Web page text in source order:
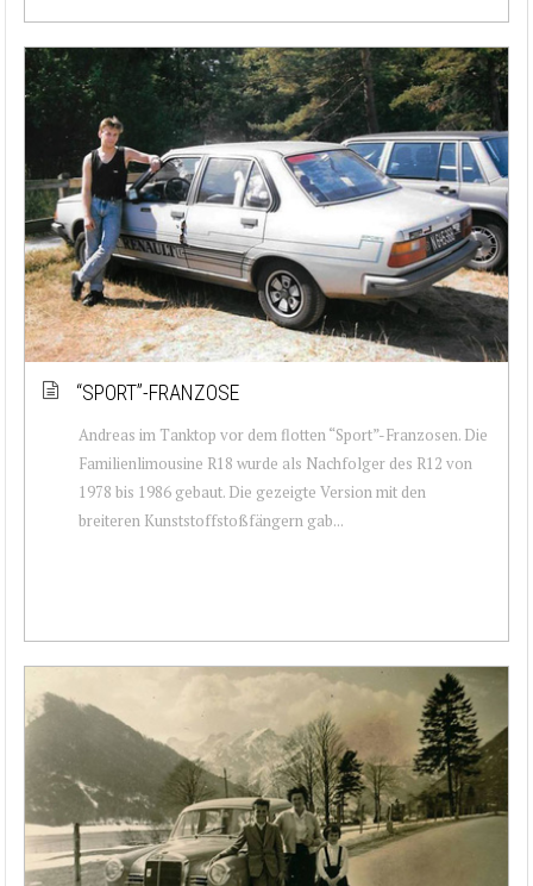
“SPORT”-FRANZOSE
Andreas im Tanktop vor dem flotten “Sport”-Franzosen. Die
Familienlimousine R18 wurde als Nachfolger des R12 von
1978 bis 1986 gebaut. Die gezeigte Version mit den
breiteren Kunststoffstoßfängern gab...